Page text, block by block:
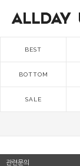
BEST
BOTTOM
SALE
관련문의